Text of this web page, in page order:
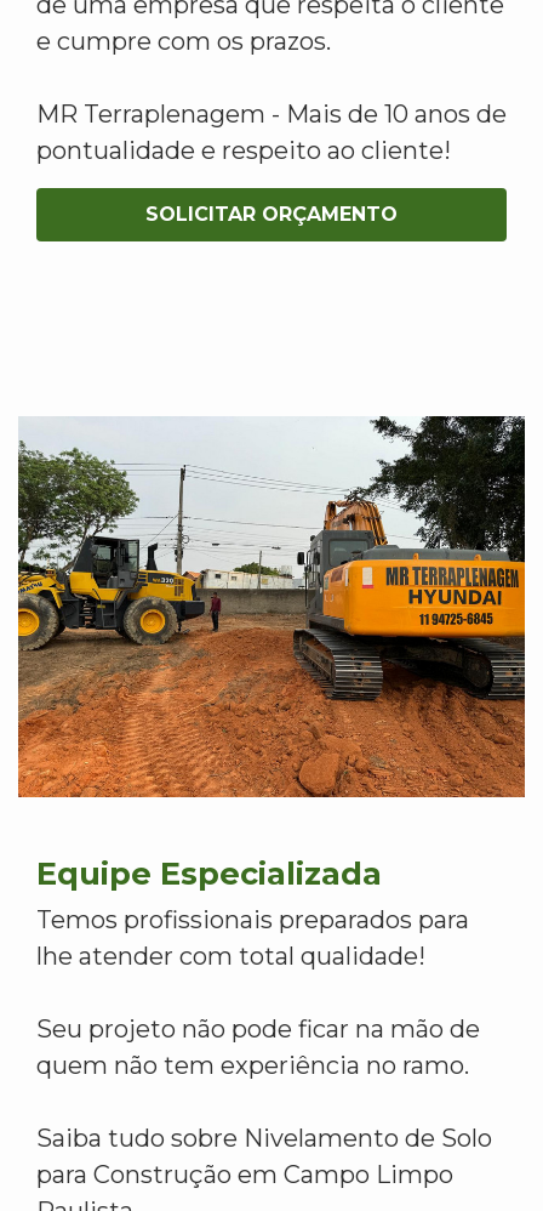
e cumpre com os prazos.
MR Terraplenagem - Mais de 10 anos de
pontualidade e respeito ao cliente!
SOLICITAR ORÇAMENTO
Equipe Especializada
Temos profissionais preparados para
lhe atender com total qualidade!
Seu projeto não pode ficar na mão de
quem não tem experiência no ramo.
Saiba tudo sobre Nivelamento de Solo
para Construção em Campo Limpo